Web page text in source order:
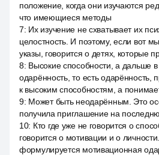
положение, когда они изучаются
что имеющиеся методы
7: Их изучение не схватывает их
целостность. И поэтому, если вот
указы, говорится о детях, которые
8: Высокие способности, а дальше в
одарённость, то есть одарённость,
к высоким способностям, а
9: Может быть неодарённым. Это
получила приглашение на
10: Кто где уже не говорится о
говорится о мотивации и о
формулируется мотивационная